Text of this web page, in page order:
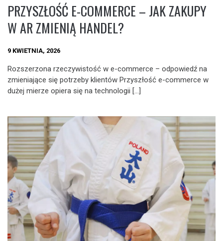
PRZYSZŁOŚĆ E-COMMERCE – JAK ZAKUPY
W AR ZMIENIĄ HANDEL?
9 KWIETNIA, 2026
Rozszerzona rzeczywistość w e-commerce – odpowiedź na
zmieniające się potrzeby klientów Przyszłość e-commerce w
dużej mierze opiera się na technologii […]